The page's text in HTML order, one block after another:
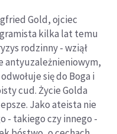
Gold, ojciec
kilka lat temu
rodzinny - wziął
antyuzależnieniowym,
się do Boga i
cud. Życie Golda
Jako ateista nie
- takiego czy innego -